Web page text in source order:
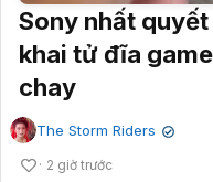
Sony nhất
khai tử đĩa
chay
The Storm Riders ✔
2 giờ trước